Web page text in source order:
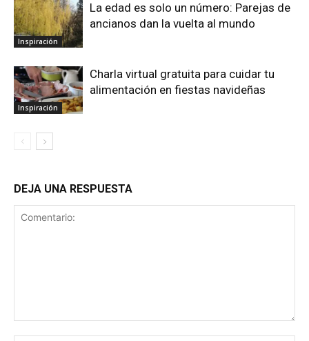
Inspiración
La edad es solo un número: Parejas de
ancianos dan la vuelta al mundo
Inspiración
Charla virtual gratuita para cuidar tu
alimentación en fiestas navideñas
DEJA UNA RESPUESTA